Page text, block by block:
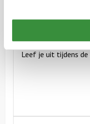
Graffiti
Leef je uit tijdens